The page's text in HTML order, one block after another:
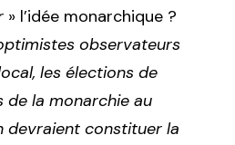
» l’idée monarchique ?
observateurs
les élections de
de la monarchie au
devraient constituer la